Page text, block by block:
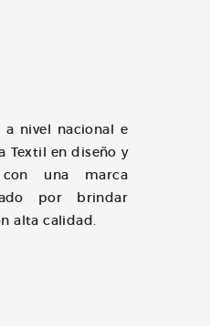
a nivel nacional e
Textil en diseño y
una marca
por brindar
alta calidad.